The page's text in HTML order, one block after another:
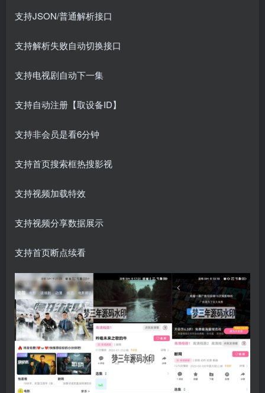
支持JSON/普通解析接口
支持解析失败自动切换接口
支持电视剧自动下一集
支持自动注册【取设备ID】
支持非会员是看6分钟
支持首页搜索框热搜影视
支持视频加载特效
支持视频分享数据展示
支持首页断点续看